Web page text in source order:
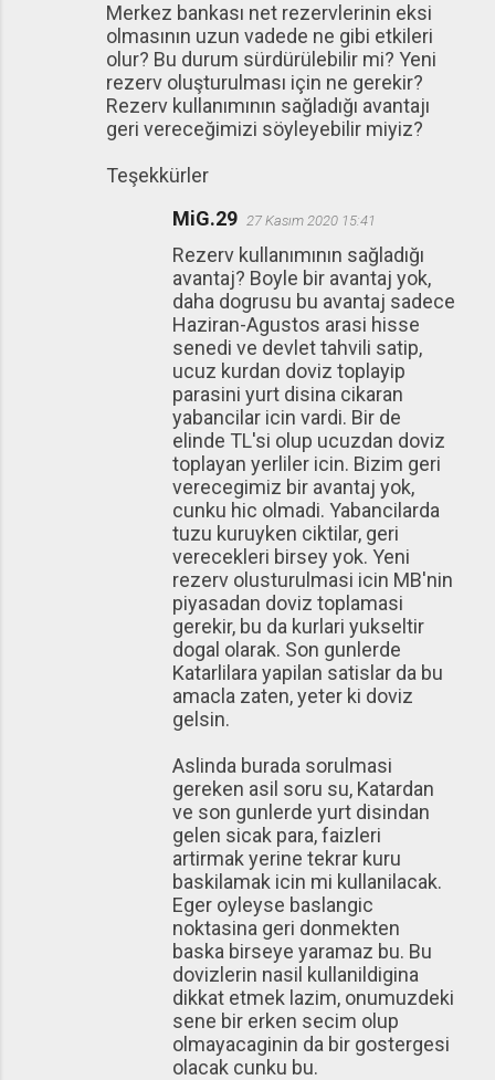
Merkez bankası net rezervlerinin eksi
olmasının uzun vadede ne gibi etkileri
olur? Bu durum sürdürülebilir mi? Yeni
rezerv oluşturulması için ne gerekir?
Rezerv kullanımının sağladığı avantajı
geri vereceğimizi söyleyebilir miyiz?
Teşekkürler
MiG.29 27 Kasım 2020 15:41
Rezerv kullanımının sağladığı
avantaj? Boyle bir avantaj yok,
daha dogrusu bu avantaj sadece
Haziran-Agustos arasi hisse
senedi ve devlet tahvili satip,
ucuz kurdan doviz toplayip
parasini yurt disina cikaran
yabancilar icin vardi. Bir de
elinde TL'si olup ucuzdan doviz
toplayan yerliler icin. Bizim geri
verecegimiz bir avantaj yok,
cunku hic olmadi. Yabancilarda
tuzu kuruyken ciktilar, geri
verecekleri birsey yok. Yeni
rezerv olusturulmasi icin MB'nin
piyasadan doviz toplamasi
gerekir, bu da kurlari yukseltir
dogal olarak. Son gunlerde
Katarlilara yapilan satislar da bu
amacla zaten, yeter ki doviz
gelsin.
Aslinda burada sorulmasi
gereken asil soru su, Katardan
ve son gunlerde yurt disindan
gelen sicak para, faizleri
artirmak yerine tekrar kuru
baskilamak icin mi kullanilacak.
Eger oyleyse baslangic
noktasina geri donmekten
baska birseye yaramaz bu. Bu
dovizlerin nasil kullanildigina
dikkat etmek lazim, onumuzdeki
sene bir erken secim olup
olmayacaginin da bir gostergesi
olacak cunku bu.